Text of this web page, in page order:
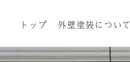
トップ 外壁塗装について